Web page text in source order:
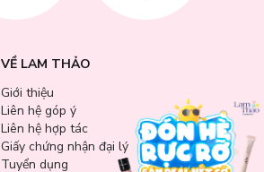
VỀ LAM THẢO
Giới thiệu
Liên hệ góp ý
Liên hệ hợp tác
Giấy chứng nhận đại lý
Tuyển dụng